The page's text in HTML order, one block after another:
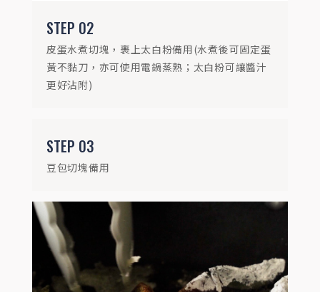
STEP 02
皮蛋水煮切塊，裹上太白粉備用(水煮後可固定蛋
黃不黏刀，亦可使用電鍋蒸熟；太白粉可讓醬汁
更好沾附)
STEP 03
豆包切塊備用
STEP
加入豆包、三杯醬、水50ml拌炒，悶煮1-2
分鐘，呈收汁狀態